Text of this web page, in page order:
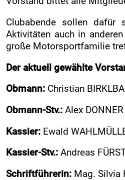
Nennliste
Zeitplan
Streckenplan
SP Onboard Videos
Ticket AGB
Rallye-Journal
Zimmernachweis
INFO
Clubabende sollen dafür
Aktivitäten auch in
große Motorsportfamilie
Der aktuell gewählte
Obmann: Christian
Obmann-Stv.: Alex
Kassier: Ewald
Kassier-Stv.: Andreas
Schriftführerin: Mag. Silvia